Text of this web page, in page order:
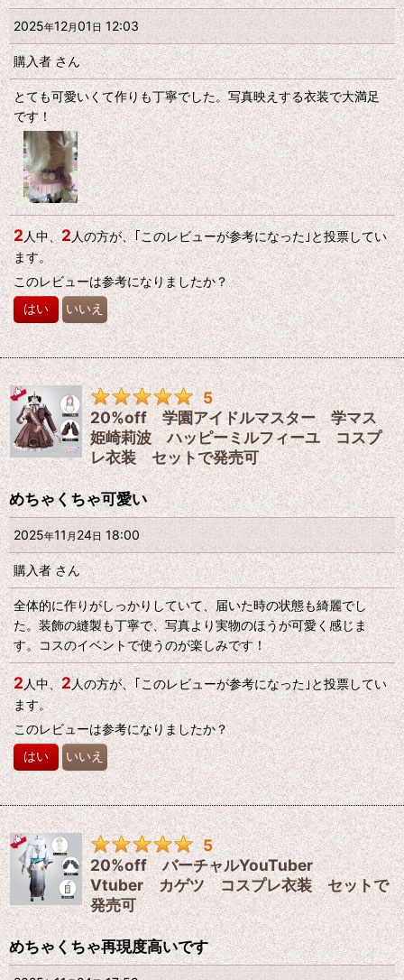
2025年12月01日12:03
購入者さん
とても可愛いくて作りも丁寧でした。写真映えする衣装で大満足
です！
2人中、2人の方が、｢このレビューが参考になった｣と投票してい
ます。
このレビューは参考になりましたか？
はい いいえ
5
20%off 学園アイドルマスター 学マス
姫崎莉波 ハッピーミルフィーユ コスプ
レ衣装 セットで発売可
めちゃくちゃ可愛い
2025年11月24日18:00
購入者さん
全体的に作りがしっかりしていて、届いた時の状態も綺麗でし
た。装飾の縫製も丁寧で、写真より実物のほうが可愛く感じま
す。コスのイベントで使うのが楽しみです！
2人中、2人の方が、｢このレビューが参考になった｣と投票してい
ます。
このレビューは参考になりましたか？
はい いいえ
5
20%off バーチャルYouTuber
Vtuber カゲツ コスプレ衣装 セットで
発売可
めちゃくちゃ再現度高いです